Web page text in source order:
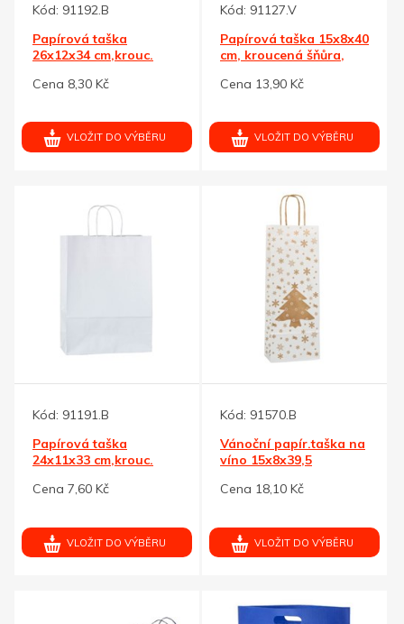
Kód: 91192.B
Papírová taška
26x12x34 cm,krouc.
Cena 8,30 Kč
VLOŽIT DO VÝBĚRU
Kód: 91127.V
Papírová taška 15x8x40
cm, kroucená šňůra,
Cena 13,90 Kč
VLOŽIT DO VÝBĚRU
Kód: 91191.B
Papírová taška
24x11x33 cm,krouc.
Cena 7,60 Kč
VLOŽIT DO VÝBĚRU
Kód: 91570.B
Vánoční papír.taška na
víno 15x8x39,5
Cena 18,10 Kč
VLOŽIT DO VÝBĚRU